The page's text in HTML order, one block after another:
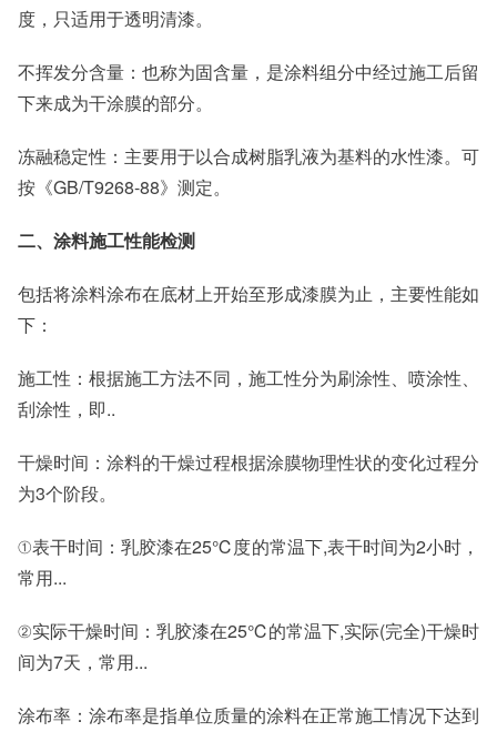
度，只适用于透明清漆。
不挥发分含量：也称为固含量，是涂料组分中经过施工后留
下来成为干涂膜的部分。
冻融稳定性：主要用于以合成树脂乳液为基料的水性漆。可
按《GB/T9268-88》测定。
二、涂料施工性能检测
包括将涂料涂布在底材上开始至形成漆膜为止，主要性能如
下：
施工性：根据施工方法不同，施工性分为刷涂性、喷涂性、
刮涂性，即..
干燥时间：涂料的干燥过程根据涂膜物理性状的变化过程分
为3个阶段。
①表干时间：乳胶漆在25℃度的常温下,表干时间为2小时，
常用...
②实际干燥时间：乳胶漆在25℃的常温下,实际(完全)干燥时
间为7天，常用...
涂布率：涂布率是指单位质量的涂料在正常施工情况下达到